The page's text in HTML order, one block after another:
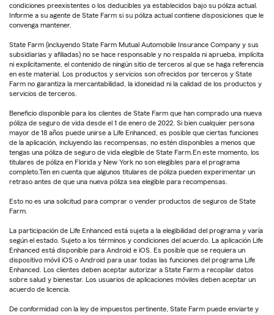
condiciones preexistentes o los deducibles ya establecidos bajo su póliza actual.
Informe a su agente de State Farm si su póliza actual contiene disposiciones que le
convenga mantener.
State Farm (incluyendo State Farm Mutual Automobile Insurance Company y sus
subsidiarias y afiliadas) no se hace responsable y no respalda ni aprueba, implícita
ni explícitamente, el contenido de ningún sitio de terceros al que se haga referencia
en este material. Los productos y servicios son ofrecidos por terceros y State
Farm no garantiza la mercantabilidad, la idoneidad ni la calidad de los productos y
servicios de terceros.
Beneficio disponible para los clientes de State Farm que han comprado una nueva
póliza de seguro de vida desde el 1 de enero de 2022. Si bien cualquier persona
mayor de 18 años puede unirse a Life Enhanced, es posible que ciertas funciones
de la aplicación, incluyendo las recompensas, no estén disponibles a menos que
tengas una póliza de seguro de vida elegible de State Farm.En este momento, los
titulares de póliza en Florida y New York no son elegibles para el programa
completo.Ten en cuenta que algunos titulares de póliza pueden experimentar un
retraso antes de que una nueva póliza sea elegible para recompensas.
Esto no es una solicitud para comprar o vender productos de seguros de State
Farm.
La participación de Life Enhanced está sujeta a la elegibilidad del programa y varía
según el estado. Sujeto a los términos y condiciones del acuerdo. La aplicación Life
Enhanced está disponible para Android e iOS. Es posible que se requiera un
dispositivo móvil iOS o Android para usar todas las funciones del programa Life
Enhanced. Los clientes deben aceptar autorizar a State Farm a recopilar datos
sobre salud y bienestar. Los usuarios de aplicaciones móviles deben aceptar un
acuerdo de licencia.
De conformidad con la ley de impuestos pertinente, State Farm puede enviarte y